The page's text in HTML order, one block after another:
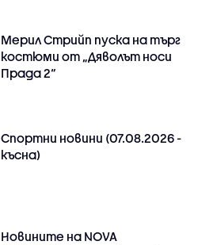
Мерил Стрийп пуска на търг
костюми от „Дяволът носи
Прада 2“
Спортни новини (07.08.2026 -
късна)
Новините на NOVA